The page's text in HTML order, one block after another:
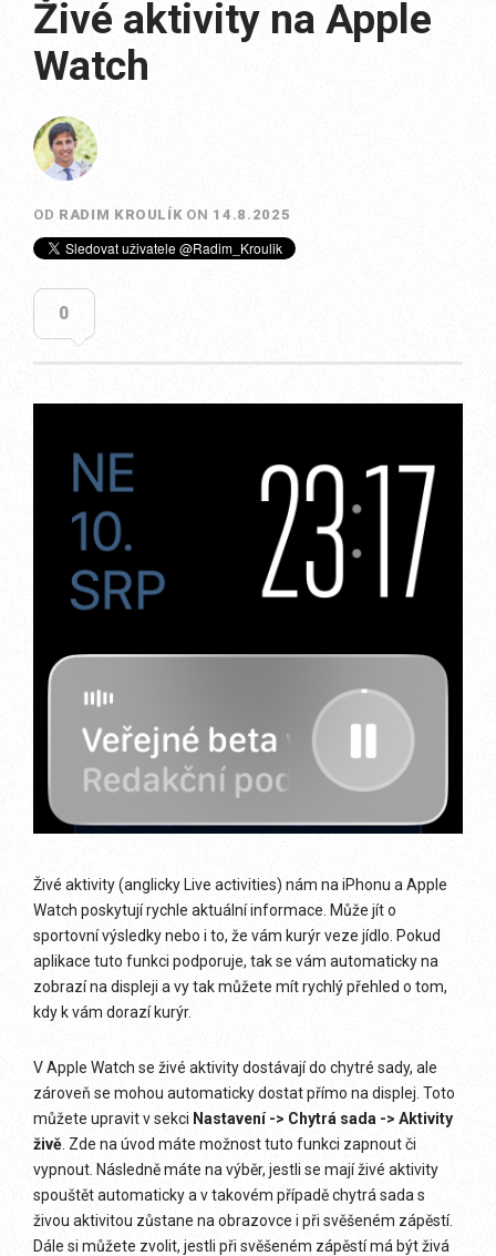
Živé aktivity na Apple
Watch
OD RADIM KROULÍK ON 14.8.2025
0
Živé aktivity (anglicky Live activities) nám na iPhonu a Apple
Watch poskytují rychle aktuální informace. Může jít o
sportovní výsledky nebo i to, že vám kurýr veze jídlo. Pokud
aplikace tuto funkci podporuje, tak se vám automaticky na
zobrazí na displeji a vy tak můžete mít rychlý přehled o tom,
kdy k vám dorazí kurýr.
V Apple Watch se živé aktivity dostávají do chytré sady, ale
zároveň se mohou automaticky dostat přímo na displej. Toto
můžete upravit v sekci Nastavení -> Chytrá sada -> Aktivity
živě . Zde na úvod máte možnost tuto funkci zapnout či
vypnout. Následně máte na výběr, jestli se mají živé aktivity
spouštět automaticky a v takovém případě chytrá sada s
živou aktivitou zůstane na obrazovce i při svěšeném zápěstí.
Dále si můžete zvolit, jestli při svěšeném zápěstí má být živá